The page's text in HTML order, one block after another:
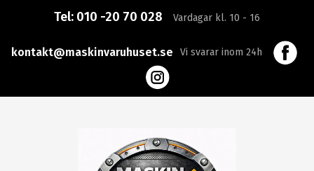
Tel: 010 -20 70 028 Vardagar kl. 10 - 16
kontakt@maskinvaruhuset.se Vi svarar inom 24h